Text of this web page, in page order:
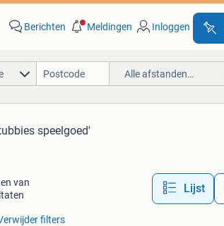
Berichten Meldingen Inloggen
Alle afstanden…
speelgoed'
van
Lijst
filters